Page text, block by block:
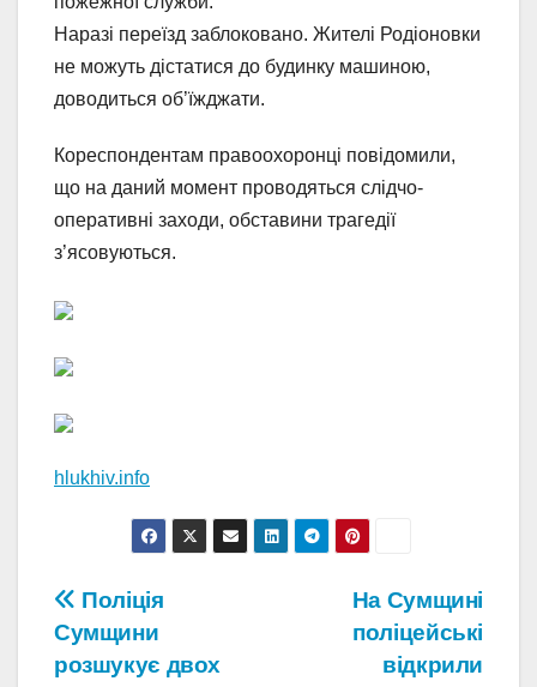
Наразі переїзд заблоковано. Жителі Родіоновки
не можуть дістатися до будинку машиною,
доводиться об’їжджати.
Кореспондентам правоохоронці повідомили,
що на даний момент проводяться слідчо-
оперативні заходи, обставини трагедії
з’ясовуються.
hlukhiv.info
Навігація
записів
На Сумщині
поліцейські
відкрили
Поліція
Сумщини
розшукує двох